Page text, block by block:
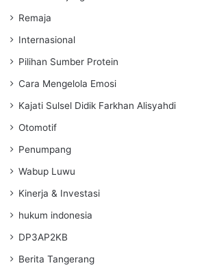
Remaja
Internasional
Pilihan Sumber Protein
Cara Mengelola Emosi
Kajati Sulsel Didik Farkhan Alisyahdi
Otomotif
Penumpang
Wabup Luwu
Kinerja & Investasi
hukum indonesia
DP3AP2KB
Berita Tangerang